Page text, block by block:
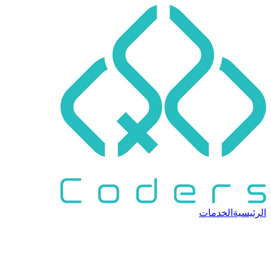
الرئيسية الخدمات